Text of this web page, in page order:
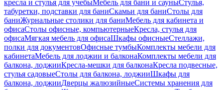
кресла и стулья для учебыМебель для бани и сауныСтулья,
табуретки, подставки для баниСкамьи для баниСтолы для
баниЖурнальные столики для баниМебель для кабинета и
офисаСтолы офисные, компьютерныеКресла, стулья для
офисаМягкая мебель для офисаШкафы офисныеСтеллажи,
полки для документовОфисные тумбыКомплекты мебели для
кабинетаМебель для лоджии и балконаКомплекты мебели для
балкона, лоджииКресла-мешки для балконаКресла подвесные,
стулья садовыеСтолы для балкона, лоджииШкафы для
балкона, лоджииДверцы жалюзийныеСистемы хранения для